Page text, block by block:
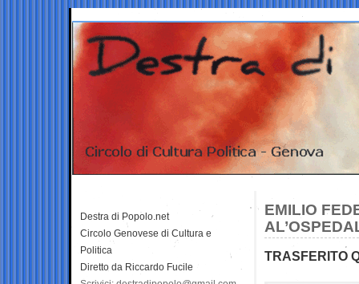
EMILIO
TRASFERITO
Destra di Popolo.net
Circolo Genovese di Cultura e
Politica
Diretto da Riccardo Fucile